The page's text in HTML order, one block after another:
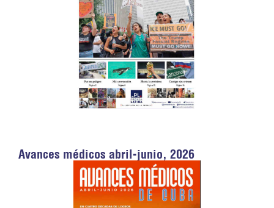
Avances médicos abril-junio, 2026